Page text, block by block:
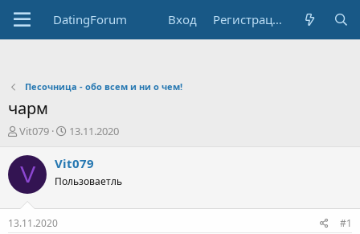
DatingForum Вход Регистрация
Песочница - обо всем и ни о чем!
чарм
в
т
о
р
т
а
т
н
V Vit079